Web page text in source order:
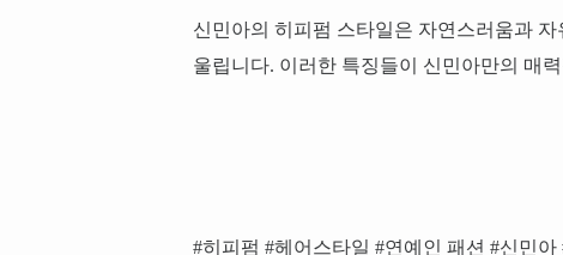
신민아의 히피펌 스타일은 자연스러움과
울립니다. 이러한 특징들이 신민아만의 매
#히피펌 #헤어스타일 #연예인 패션 #신민아